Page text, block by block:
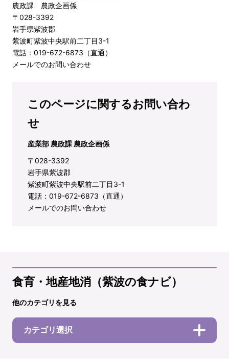
農政課 農政企画係
〒028-3392
岩手県紫波郡
紫波町紫波中央駅前二丁目3-1
電話：019-672-6873（直通）
メールでのお問い合わせ
このページに関するお問い合わ
せ
産業部 農政課 農政企画係
〒028-3392
岩手県紫波郡
紫波町紫波中央駅前二丁目3-1
電話：019-672-6873（直通）
メールでのお問い合わせ
食育・地産地消（紫波の食ナビ）
他のカテゴリを見る
カテゴリ選択